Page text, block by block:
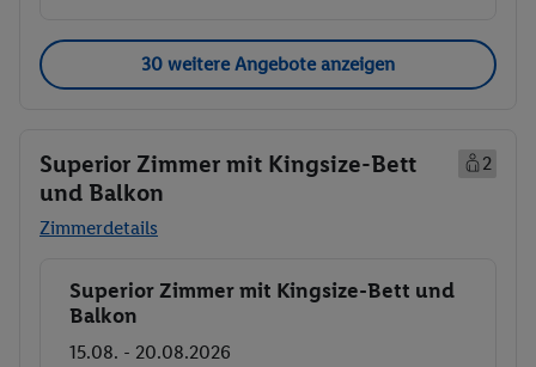
30 weitere Angebote anzeigen
Superior Zimmer mit Kingsize-Bett
und Balkon
2
Zimmerdetails
Buchen
Superior Zimmer mit Kingsize-Bett und
Balkon
15.08. - 20.08.2026